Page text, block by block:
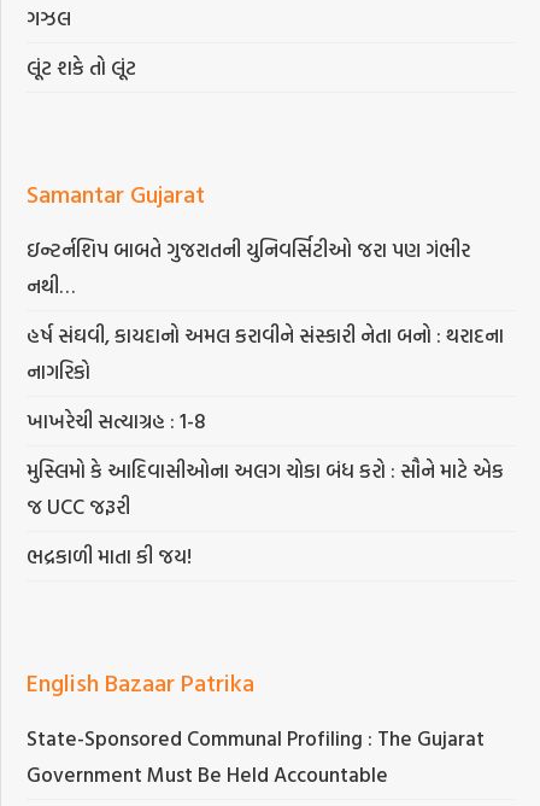
ગઝલ
લૂંટ શકે તો લૂંટ
Samantar Gujarat
ઇન્ટર્નશિપ બાબતે ગુજરાતની યુનિવર્સિટીઓ જરા પણ ગંભીર
નથી…
હર્ષ સંઘવી, કાયદાનો અમલ કરાવીને સંસ્કારી નેતા બનો : થરાદના
નાગરિકો
ખાખરેચી સત્યાગ્રહ : 1-8
મુસ્લિમો કે આદિવાસીઓના અલગ ચોકા બંધ કરો : સૌને માટે એક
જ UCC જરૂરી
ભદ્રકાળી માતા કી જય!
English Bazaar Patrika
State-Sponsored Communal Profiling : The Gujarat
Government Must Be Held Accountable